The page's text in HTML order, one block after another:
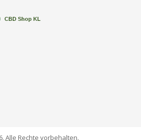
Alle Rechte vorbehalten.